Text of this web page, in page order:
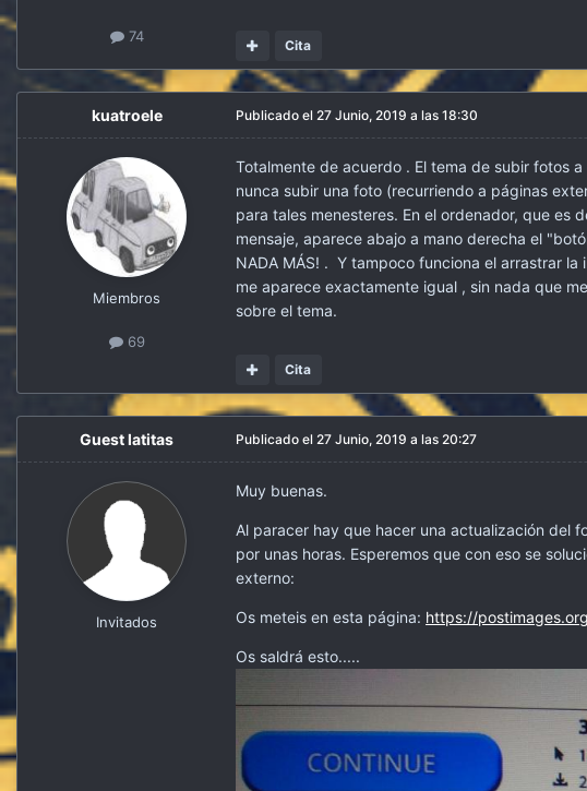
74
Cita
kuatroele
Miembros
69
Publicado el 27 Junio, 2019 a las 18:30
Totalmente de acuerdo . El tema de subir fotos
nunca subir una foto (recurriendo a páginas
para tales menesteres. En el ordenador, que es
mensaje, aparece abajo a mano derecha el
NADA MÁS! . Y tampoco funciona el arrastrar
me aparece exactamente igual , sin nada que
sobre el tema.
Cita
Guest latitas
Invitados
Publicado el 27 Junio, 2019 a las 20:27
Muy buenas.
Al paracer hay que hacer una actualización del
por unas horas. Esperemos que con eso se
externo:
Os meteis en esta página: https://
Os saldrá esto.....